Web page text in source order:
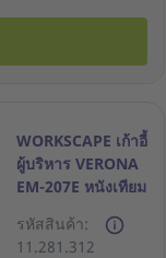
WORKSCAPE เก้าอี้
ผู้บริหาร VERONA
EM-207E หนังเทียม
รหัสสินค้า:
11.281.312